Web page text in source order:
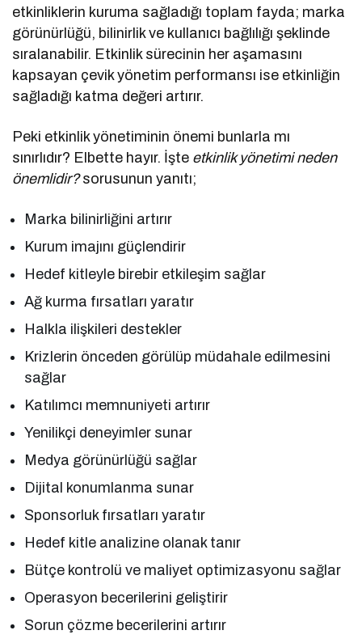
etkinliklerin kuruma sağladığı toplam fayda; marka
görünürlüğü, bilinirlik ve kullanıcı bağlılığı şeklinde
sıralanabilir. Etkinlik sürecinin her aşamasını
kapsayan çevik yönetim performansı ise etkinliğin
sağladığı katma değeri artırır.
Peki etkinlik yönetiminin önemi bunlarla mı
sınırlıdır? Elbette hayır. İşte etkinlik yönetimi neden
önemlidir?sorusunun yanıtı;
Marka bilinirliğini artırır
Kurum imajını güçlendirir
Hedef kitleyle birebir etkileşim sağlar
Ağ kurma fırsatları yaratır
Halkla ilişkileri destekler
Krizlerin önceden görülüp müdahale edilmesini
sağlar
Katılımcı memnuniyeti artırır
Yenilikçi deneyimler sunar
Medya görünürlüğü sağlar
Dijital konumlanma sunar
Sponsorluk fırsatları yaratır
Hedef kitle analizine olanak tanır
Bütçe kontrolü ve maliyet optimizasyonu sağlar
Operasyon becerilerini geliştirir
Sorun çözme becerilerini artırır